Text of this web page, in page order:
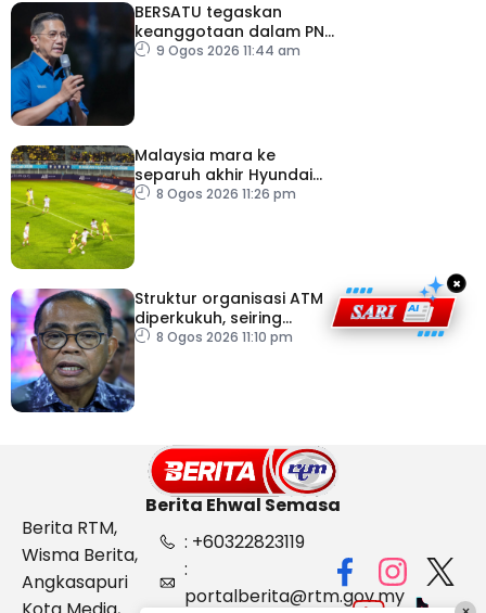
BERSATU tegaskan
keanggotaan dalam PN
masih sah
9 Ogos 2026 11:44 am
Malaysia mara ke
separuh akhir Hyundai
ASEAN Cup
8 Ogos 2026 11:26 pm
Struktur organisasi ATM
diperkukuh, seiring
pemodenan aset
8 Ogos 2026 11:10 pm
×
Berita Ehwal Semasa
Berita RTM,
Wisma Berita,
Angkasapuri
: +60322823119
:
portalberita@rtm.gov.my